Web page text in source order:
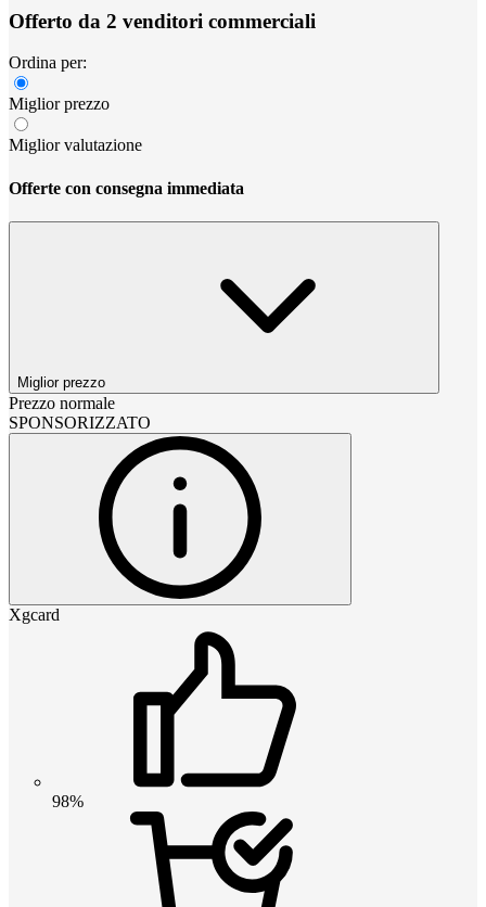
Offerto da 2 venditori commerciali
Ordina per:
Miglior prezzo
Miglior valutazione
Offerte con consegna immediata
Miglior prezzo
Prezzo normale
SPONSORIZZATO
Xgcard
98%